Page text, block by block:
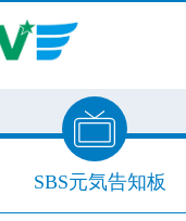
SBS元気告知板